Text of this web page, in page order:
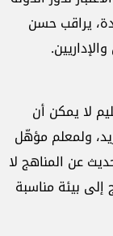
يراقب حسن
لا يمكن أن
ولمعلم مؤهّل
عن المناهج لا
بيئة مناسبة